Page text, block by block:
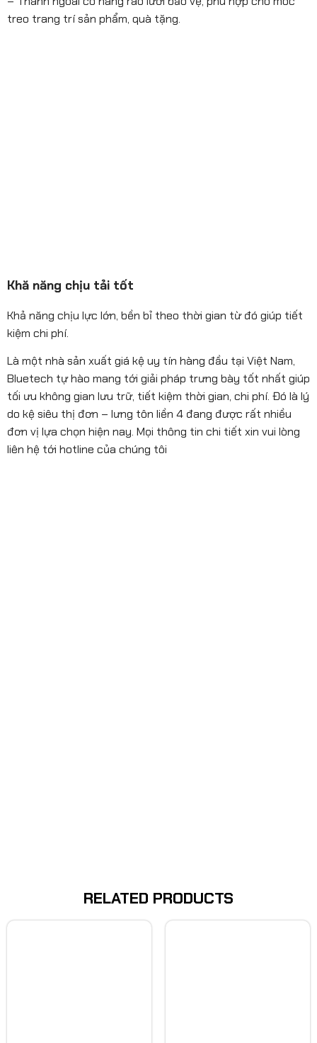
treo trang trí sản phẩm, quà tặng.
Khă năng chịu tải tốt
Khả năng chịu lực lớn, bền bỉ theo thời gian từ đó giúp tiết
kiệm chi phí.
Là một nhà sản xuất giá kệ uy tín hàng đầu tại Việt Nam,
Bluetech tự hào mang tới giải pháp trưng bày tốt nhất giúp
tối ưu không gian lưu trữ, tiết kiệm thời gian, chi phí. Đó là lý
do kệ siêu thị đơn – lưng tôn liền 4 đang được rất nhiều
đơn vị lựa chọn hiện nay. Mọi thông tin chi tiết xin vui lòng
liên hệ tới hotline của chúng tôi
RELATED PRODUCTS